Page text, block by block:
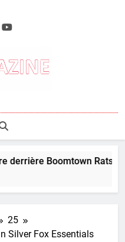
Boomtown Rats – “I
25
Silver Fox Essentials